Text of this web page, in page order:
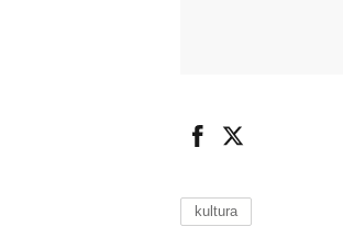
kultura